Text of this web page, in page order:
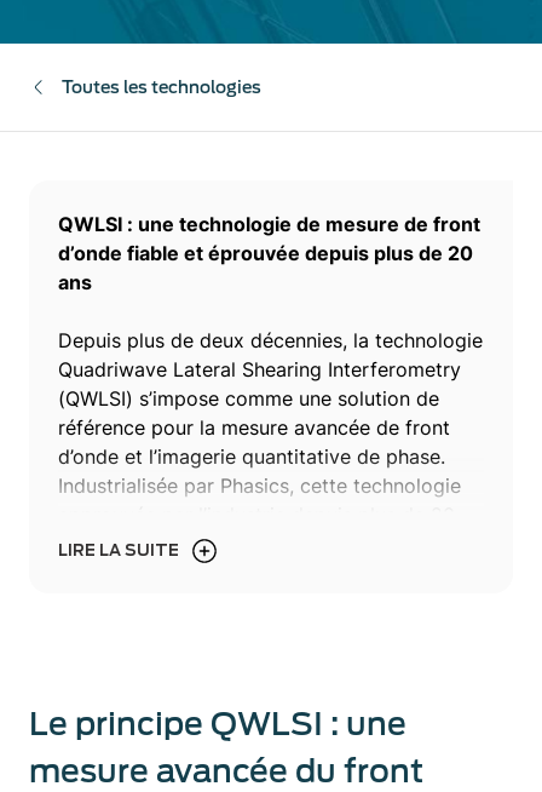
Toutes les technologies
QWLSI : une technologie de mesure de front
d’onde fiable et éprouvée depuis plus de 20
ans
Depuis plus de deux décennies, la technologie
Quadriwave Lateral Shearing Interferometry
(QWLSI) s’impose comme une solution de
référence pour la mesure avancée de front
d’onde et l’imagerie quantitative de phase.
Industrialisée par Phasics, cette technologie
ans constitue une alternative performante aux
LIRE LA SUITE
Le principe QWLSI : une
mesure avancée du front